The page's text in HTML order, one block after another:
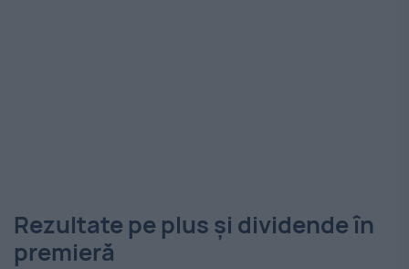
Rezultate pe plus și dividende în
premieră